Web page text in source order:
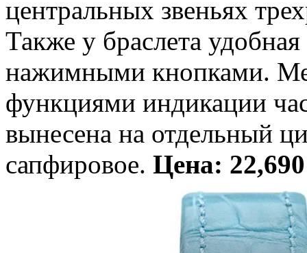
центральных звеньях
Также у браслета
нажимными кнопками.
функциями индикации
вынесена на отдельный
сапфировое. Цена: